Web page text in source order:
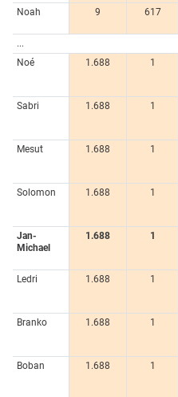
Noah
9 617
...
Noé
1.688 1
Sabri
1.688 1
Mesut
1.688 1
Solomon
1.688 1
Jan-
Michael
1.688 1
Ledri
1.688 1
Branko
1.688 1
Boban
1.688 1